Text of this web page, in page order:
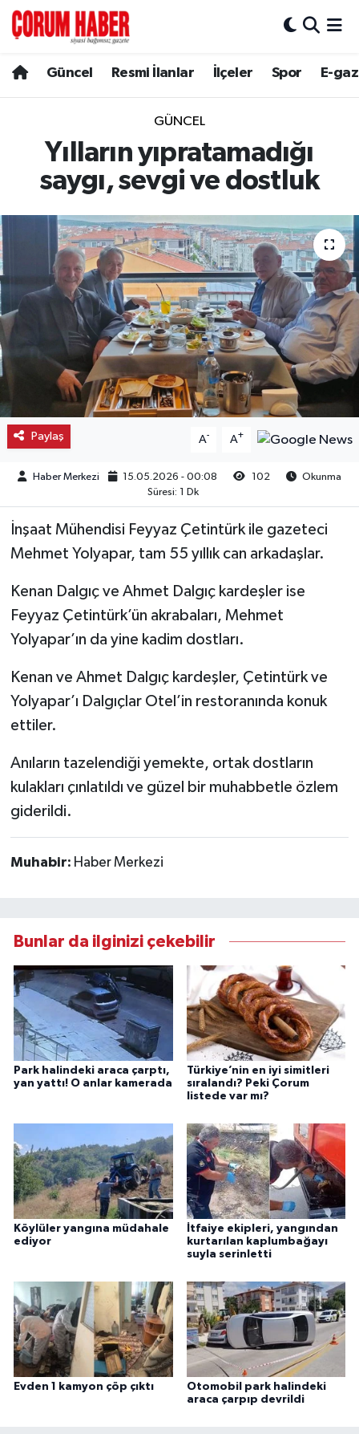
Güncel Resmi İlanlar İlçeler Spor E-
GÜNCEL
Yılların yıpratamadığı
saygı, sevgi ve dostluk
Paylaş A- A+
Haber Merkezi 15.05.2026 - 00:08 102
Okunma
Süresi: 1 Dk
İnşaat Mühendisi Feyyaz Çetintürk ile gazeteci
Mehmet Yolyapar, tam 55 yıllık can arkadaşlar.
Kenan Dalgıç ve Ahmet Dalgıç kardeşler ise
Feyyaz Çetintürk’ün akrabaları, Mehmet
Yolyapar’ın da yine kadim dostları.
Kenan ve Ahmet Dalgıç kardeşler, Çetintürk ve
Yolyapar’ı Dalgıçlar Otel’in restoranında konuk
ettiler.
Anıların tazelendiği yemekte, ortak dostların
kulakları çınlatıldı ve güzel bir muhabbetle özlem
giderildi.
Muhabir: Haber Merkezi
Bunlar da ilginizi çekebilir
Park halindeki araca çarptı,
yan yattı! O anlar kamerada
Türkiye’nin en iyi simitleri
sıralandı? Peki Çorum
listede var mı?
Köylüler yangına müdahale
ediyor
İtfaiye ekipleri, yangından
kurtarılan kaplumbağayı
suyla serinletti
Evden 1 kamyon çöp çıktı
Otomobil park halindeki
araca çarpıp devrildi
Spor
Resmi İlanlar
Alaca
Bayat
Boğazkale
Dodurga
İskilip
Kargı
Laçin
Mecitözü
Oğuzlar
Ortaköy
Osmancık
Sungurlu
Uğurludağ
Hava Durumu
Çorum Namaz Vakitleri
Trafik Durumu
Süper Lig Puan Durumu ve Fikstür
Tüm Manşetler
Son Dakika Haberleri
Haber Arşivi